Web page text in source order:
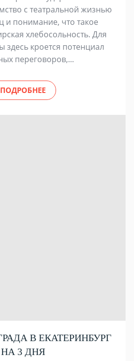
с театральной жизнью
и понимание, что такое
хлебосольность. Для
здесь кроется потенциал
переговоров,...
ПОДРОБНЕЕ
В ЕКАТЕРИНБУРГ
НА 3 ДНЯ